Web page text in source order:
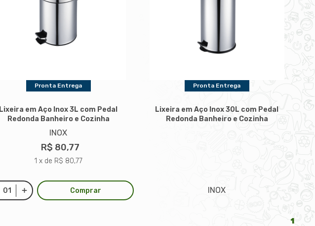
Pronta Entrega
Lixeira em Aço Inox 3L com Pedal
Redonda Banheiro e Cozinha
INOX
R$ 80,77
1 x de R$ 80,77
Comprar
Pronta Entrega
Lixeira em Aço Inox 30L com Pedal
Redonda Banheiro e Cozinha
INOX
1